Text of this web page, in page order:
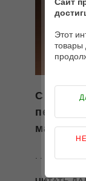
С под-
переход
Этот
товары